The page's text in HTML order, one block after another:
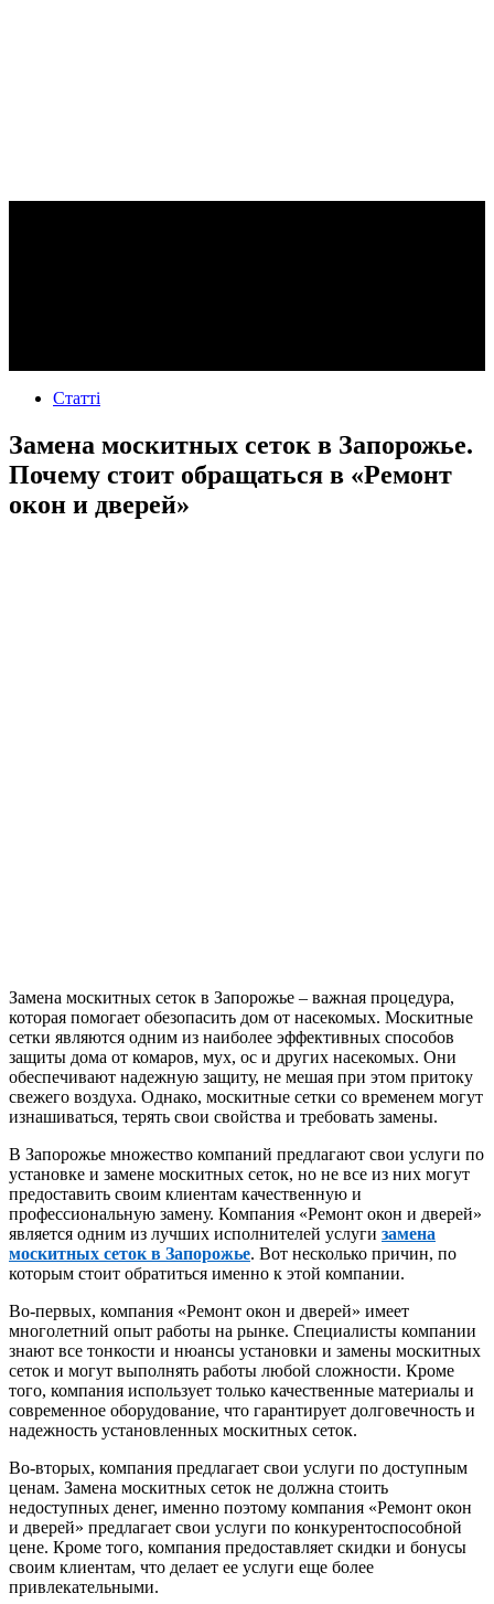
Статті
Замена москитных сеток в Запорожье.
Почему стоит обращаться в «Ремонт
окон и дверей»
Замена москитных сеток в Запорожье – важная процедура,
которая помогает обезопасить дом от насекомых. Москитные
сетки являются одним из наиболее эффективных способов
защиты дома от комаров, мух, ос и других насекомых. Они
обеспечивают надежную защиту, не мешая при этом притоку
свежего воздуха. Однако, москитные сетки со временем могут
изнашиваться, терять свои свойства и требовать замены.
В Запорожье множество компаний предлагают свои услуги по
установке и замене москитных сеток, но не все из них могут
предоставить своим клиентам качественную и
профессиональную замену. Компания «Ремонт окон и дверей»
является одним из лучших исполнителей услуги замена
москитных сеток в Запорожье. Вот несколько причин, по
которым стоит обратиться именно к этой компании.
Во-первых, компания «Ремонт окон и дверей» имеет
многолетний опыт работы на рынке. Специалисты компании
знают все тонкости и нюансы установки и замены москитных
сеток и могут выполнять работы любой сложности. Кроме
того, компания использует только качественные материалы и
современное оборудование, что гарантирует долговечность и
надежность установленных москитных сеток.
Во-вторых, компания предлагает свои услуги по доступным
ценам. Замена москитных сеток не должна стоить
недоступных денег, именно поэтому компания «Ремонт окон
и дверей» предлагает свои услуги по конкурентоспособной
цене. Кроме того, компания предоставляет скидки и бонусы
своим клиентам, что делает ее услуги еще более
привлекательными.